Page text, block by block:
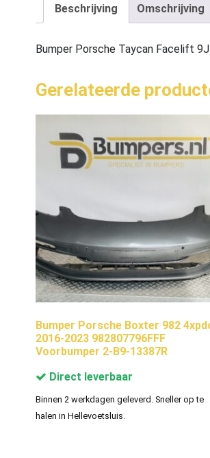
Beschrijving Omschrijving
Bumper Porsche Taycan Facelift
Gerelateerde
Bumper Porsche Boxter 982
2016-2023 982807796FFF
Voorbumper 2-B9-13387R
Direct leverbaar
Binnen 2 werkdagen geleverd. Sneller op te
halen in Hellevoetsluis.